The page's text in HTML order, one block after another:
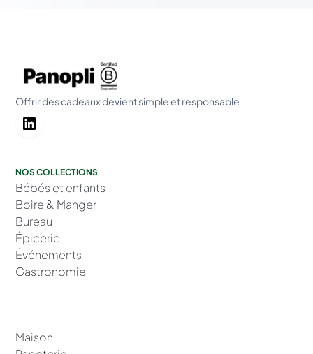
Offrir des cadeaux devient simple et responsable
NOS COLLECTIONS
Bébés et enfants
Boire & Manger
Bureau
Épicerie
Événements
Gastronomie
Maison